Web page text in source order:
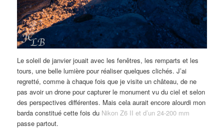
Le soleil de janvier jouait avec les fenêtres, les remparts et les
tours, une belle lumière pour réaliser quelques clichés. J’ai
regretté, comme à chaque fois que je visite un château, de ne
pas avoir un drone pour capturer le monument vu du ciel et selon
des perspectives différentes. Mais cela aurait encore alourdi mon
barda constitué cette fois du Nikon Z6 II et d’un 24-200 mm
passe partout.